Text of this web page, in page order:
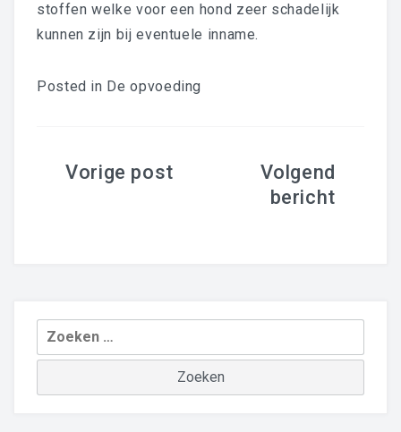
stoffen welke voor een hond zeer schadelijk
kunnen zijn bij eventuele inname.
Posted in De opvoeding
Bericht
Zoeken
naar: